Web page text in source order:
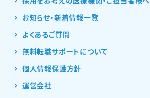
お知らせ・新着情報一覧
よくあるご質問
無料転職サポートについて
個人情報保護方針
運営会社